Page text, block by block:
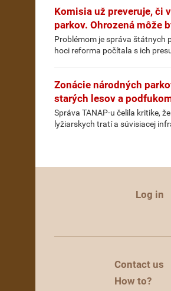
Komisia už preveruje, či
parkov. Ohrozená môže
Problémom je správa štátnych
hoci reforma počítala s ich
Zonácie národných
starých lesov a
Správa TANAP-u čelila kritike,
lyžiarskych tratí a súvisiacej
Log in
Contact us
How to?